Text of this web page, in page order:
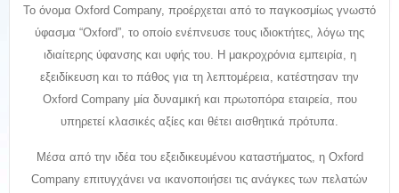
Το όνομα Oxford Company, προέρχεται από το παγκοσμίως γνωστό
ύφασμα “Oxford”, το οποίο ενέπνευσε τους ιδιοκτήτες, λόγω της
ιδιαίτερης ύφανσης και υφής του. Η μακροχρόνια εμπειρία, η
εξειδίκευση και το πάθος για τη λεπτομέρεια, κατέστησαν την
Oxford Company μία δυναμική και πρωτοπόρα εταιρεία, που
υπηρετεί κλασικές αξίες και θέτει αισθητικά πρότυπα.
Μέσα από την ιδέα του εξειδικευμένου καταστήματος, η Oxford
Company επιτυγχάνει να ικανοποιήσει τις ανάγκες των πελατών